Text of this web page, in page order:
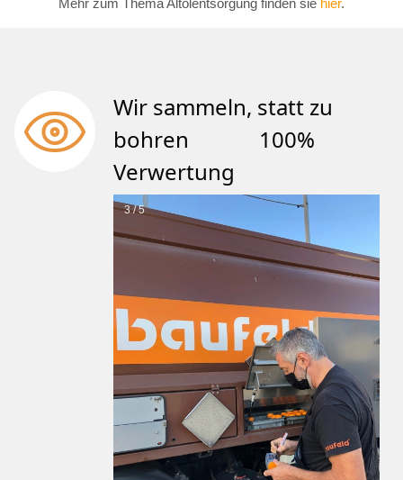
Mehr zum Thema Altölentsorgung finden sie hier.
Wir sammeln, statt zu
bohren 100%
Verwertung
3 / 5